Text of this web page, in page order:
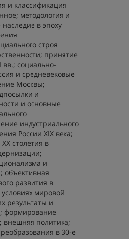
и классификация
методология и
в эпоху
строя
принятие
вв.; социально-
и средневековые
Москвы;
и
и основные
индустриального
России XIX века;
столетия в
и
объективная
развития в
мировой
результаты и
формирование
внешняя политика;
в 30-е